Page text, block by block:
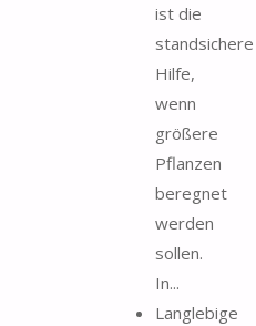
ist die
standsichere
Hilfe,
wenn
größere
Pflanzen
beregnet
werden
sollen.
In...
Langlebige